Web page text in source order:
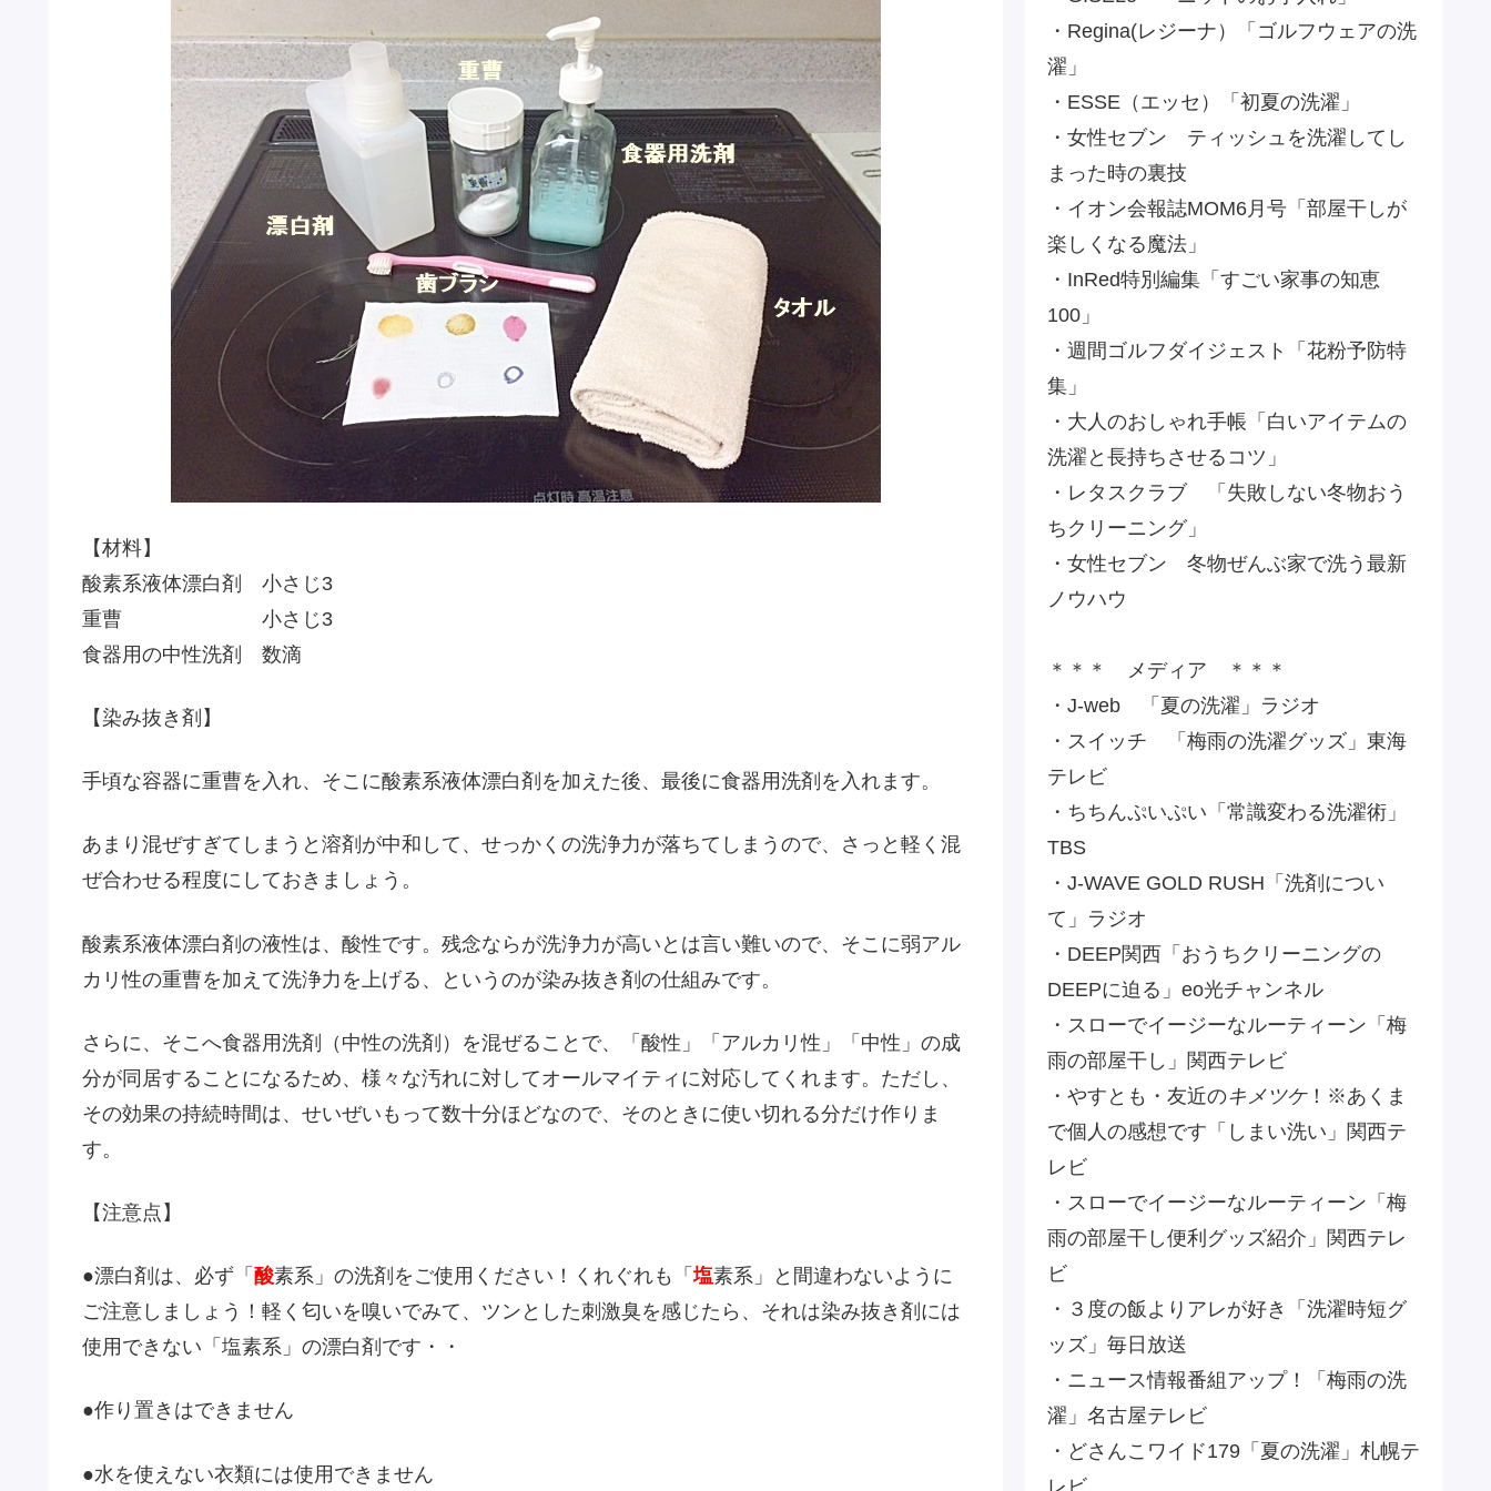
【材料】
酸素系液体漂白剤 小さじ3
重曹 小さじ3
食器用の中性洗剤 数滴
【染み抜き剤】
手頃な容器に重曹を入れ、そこに酸素系液体漂白剤を加えた後、最後に食器用洗剤を入れます。
あまり混ぜすぎてしまうと溶剤が中和して、せっかくの洗浄力が落ちてしまうので、さっと軽く混
ぜ合わせる程度にしておきましょう。
酸素系液体漂白剤の液性は、酸性です。残念ならが洗浄力が高いとは言い難いので、そこに弱アル
カリ性の重曹を加えて洗浄力を上げる、というのが染み抜き剤の仕組みです。
さらに、そこへ食器用洗剤（中性の洗剤）を混ぜることで、「酸性」「アルカリ性」「中性」の成
分が同居することになるため、様々な汚れに対してオールマイティに対応してくれます。ただし、
その効果の持続時間は、せいぜいもって数十分ほどなので、そのときに使い切れる分だけ作りま
す。
【注意点】
●漂白剤は、必ず「 酸素系」の洗剤をご使用ください！くれぐれも「塩素系」と間違わないように
ご注意しましょう！軽く匂いを嗅いでみて、ツンとした刺激臭を感じたら、それは染み抜き剤には
使用できない「塩素系」の漂白剤です・・
●作り置きはできません
●水を使えない衣類には使用できません
・Regina(レジーナ）「ゴルフウェアの洗
濯」
・ESSE（エッセ）「初夏の洗濯」
・女性セブン ティッシュを洗濯してし
まった時の裏技
・イオン会報誌MOM6月号「部屋干しが
楽しくなる魔法」
・InRed特別編集「すごい家事の知恵
100」
・週間ゴルフダイジェスト「花粉予防特
集」
・大人のおしゃれ手帳「白いアイテムの
洗濯と長持ちさせるコツ」
・レタスクラブ 「失敗しない冬物おう
ちクリーニング」
・女性セブン 冬物ぜんぶ家で洗う最新
ノウハウ
＊＊＊ メディア ＊＊＊
・J-web 「夏の洗濯」ラジオ
・スイッチ 「梅雨の洗濯グッズ」東海
テレビ
・ちちんぷいぷい「常識変わる洗濯術」
TBS
・J-WAVE GOLD RUSH「洗剤につい
て」ラジオ
・DEEP関西「おうちクリーニングの
DEEPに迫る」eo光チャンネル
・スローでイージーなルーティーン「梅
雨の部屋干し」関西テレビ
・やすとも・友近のキメツケ！※あくま
で個人の感想です「しまい洗い」関西テ
レビ
・スローでイージーなルーティーン「梅
雨の部屋干し便利グッズ紹介」関西テレ
ビ
・３度の飯よりアレが好き「洗濯時短グ
ッズ」毎日放送
・ニュース情報番組アップ！「梅雨の洗
濯」名古屋テレビ
・どさんこワイド179「夏の洗濯」札幌テ
レビ